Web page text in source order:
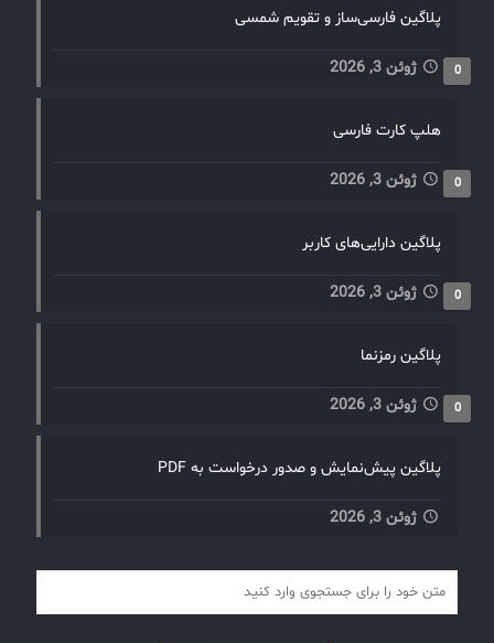
پلاگین فارسی‌ساز و تقویم شمسی
ژوئن 3, 2026 0
هلپ کارت فارسی
ژوئن 3, 2026 0
پلاگین دارایی‌های کاربر
ژوئن 3, 2026 0
پلاگین رمزنما
ژوئن 3, 2026 0
پلاگین پیش‌نمایش و صدور درخواست به PDF
ژوئن 3, 2026